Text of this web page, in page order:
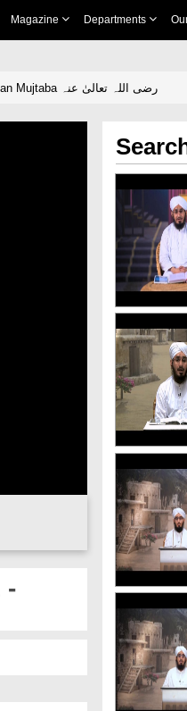
Magazine Departments
Khandan e Rasool صلی اللہ علیہ وآلہ وسلم Ep 21 - Hazrat Imam Hassan Mujtaba رضی اللہ تعالیٰ عنہ